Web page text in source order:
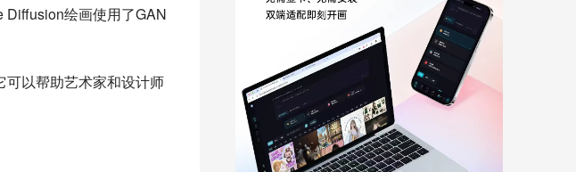
Diffusion绘画使用了GAN
以帮助艺术家和设计师